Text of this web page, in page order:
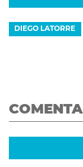
DIEGO LATORRE